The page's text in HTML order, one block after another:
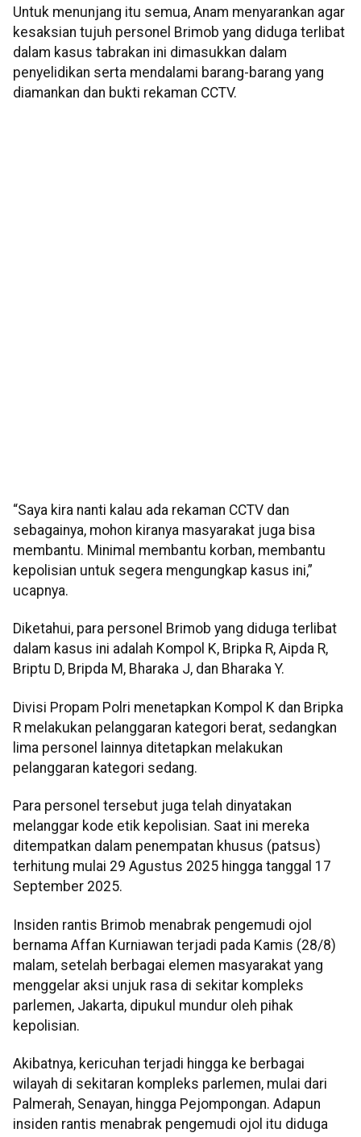
Untuk menunjang itu semua, Anam menyarankan agar
kesaksian tujuh personel Brimob yang diduga terlibat
dalam kasus tabrakan ini dimasukkan dalam
penyelidikan serta mendalami barang-barang yang
diamankan dan bukti rekaman CCTV.
“Saya kira nanti kalau ada rekaman CCTV dan
sebagainya, mohon kiranya masyarakat juga bisa
membantu. Minimal membantu korban, membantu
kepolisian untuk segera mengungkap kasus ini,”
ucapnya.
Diketahui, para personel Brimob yang diduga terlibat
dalam kasus ini adalah Kompol K, Bripka R, Aipda R,
Briptu D, Bripda M, Bharaka J, dan Bharaka Y.
Divisi Propam Polri menetapkan Kompol K dan Bripka
R melakukan pelanggaran kategori berat, sedangkan
lima personel lainnya ditetapkan melakukan
pelanggaran kategori sedang.
Para personel tersebut juga telah dinyatakan
melanggar kode etik kepolisian. Saat ini mereka
ditempatkan dalam penempatan khusus (patsus)
terhitung mulai 29 Agustus 2025 hingga tanggal 17
September 2025.
Insiden rantis Brimob menabrak pengemudi ojol
bernama Affan Kurniawan terjadi pada Kamis (28/8)
malam, setelah berbagai elemen masyarakat yang
menggelar aksi unjuk rasa di sekitar kompleks
parlemen, Jakarta, dipukul mundur oleh pihak
kepolisian.
Akibatnya, kericuhan terjadi hingga ke berbagai
wilayah di sekitaran kompleks parlemen, mulai dari
Palmerah, Senayan, hingga Pejompongan. Adapun
insiden rantis menabrak pengemudi ojol itu diduga